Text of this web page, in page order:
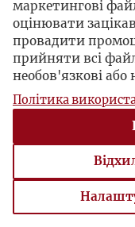
маркетингові
оцінювати
провадити
прийняти всі
необов'язкові
Політика
Налаштування